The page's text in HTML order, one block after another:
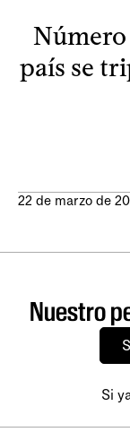
Número
país se
22 de marzo de
Nuestro
Si